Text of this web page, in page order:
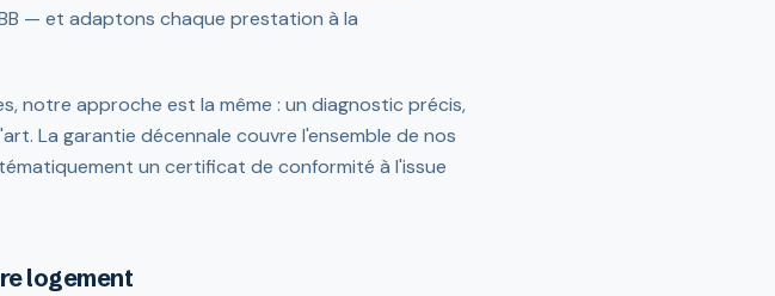
— et adaptons chaque prestation à la
notre approche est la même : un diagnostic précis,
La garantie décennale couvre l'ensemble de nos
un certificat de conformité à l'issue
logement